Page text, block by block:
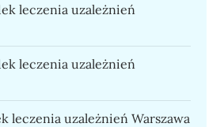
leczenia uzależnień
leczenia uzależnień
leczenia uzależnień Warszawa